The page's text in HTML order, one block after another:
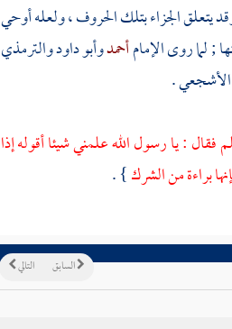
يتعلق الجزاء بتلك الحروف ، ولعله أوحي
; لما روى الإمامأحمدوأبو داودوالترمذي
.
فقال : يا رسول الله علمني شيئا أقوله إذا
براءة من الشرك} .
التالي السابق